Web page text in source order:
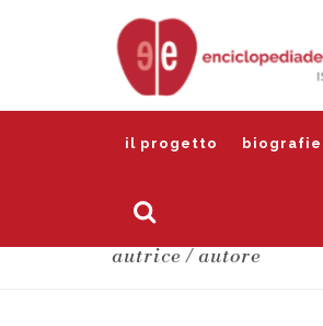
il progetto biografie
autrice / autore